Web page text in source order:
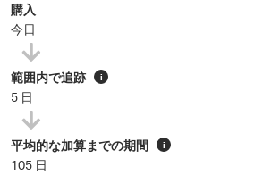
購入
今日
範囲内で追跡 i
5 日
平均的な加算までの期間 i
105 日